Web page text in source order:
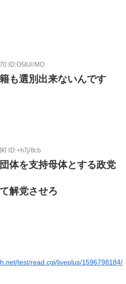
ID:O5lU//MO
も選別出来ないんです
ID:+h7j/8cb
体を支持母体とする政党
解党させろ
test/read.cgi/liveplus/1596798184/